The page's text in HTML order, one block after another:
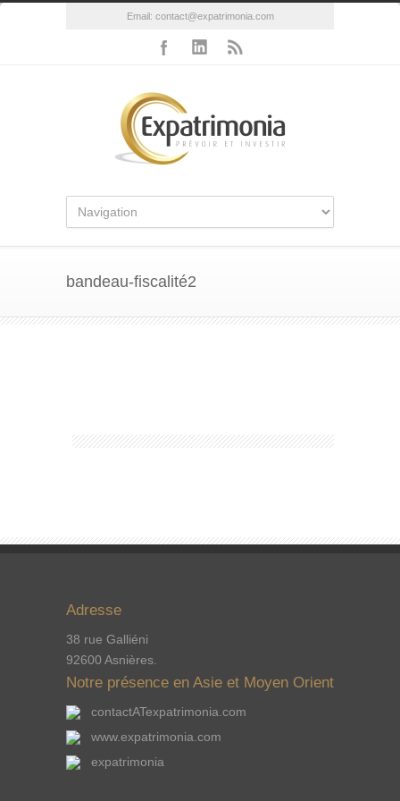
Email: contact@expatrimonia.com
bandeau-fiscalité2
Adresse
38 rue Galliéni
92600 Asnières.
Notre présence en Asie et Moyen Orient
contactATexpatrimonia.com
www.expatrimonia.com
expatrimonia